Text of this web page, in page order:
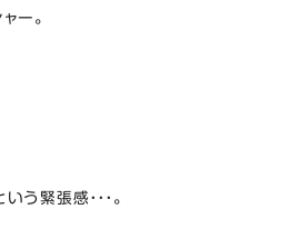
ー。
緊張感・・・。